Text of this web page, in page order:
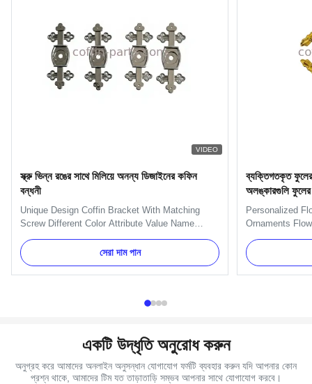
VIDEO
স্ক্রু ভিন্ন রঙের সাথে মিলিয়ে অনন্য ডিজাইনের কফিন
বন্ধনী
Unique Design Coffin Bracket With Matching
Screw Different Color Attribute Value Name
Coffin Bracket Color Gold, Silver Model Number
Bracket 6# - Cross Design Unique Design
Capacity 100000 pcs per week Packing List 4
pcs in a poly bag Application Funeral decoration,
সেরা দাম পান
ব্যক্তিগতকৃত ফুলের
অলঙ্কারগুলি ফুলের
Personalized
Ornaments
Description:
Plastic(PP)
Green Delivery
confirmed
একটি উদ্ধৃতি অনুরোধ করুন
অনুগ্রহ করে আমাদের অনলাইন অনুসন্ধান যোগাযোগ ফর্মটি ব্যবহার করুন যদি আপনার কোন
প্রশ্ন থাকে, আমাদের টিম যত তাড়াতাড়ি সম্ভব আপনার সাথে যোগাযোগ করবে।